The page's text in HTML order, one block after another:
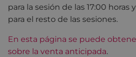
para la sesión de las 17:00 horas
para el resto de las sesiones.
En esta página se puede
sobre la venta anticipada.